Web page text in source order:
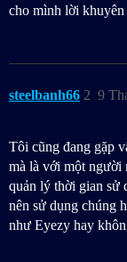
cho mình lời
steelbanh66 9
2
Tôi cũng đang gặp
mà là với một người
quản lý thời gian sử
nên sử dụng chúng
như Eyezy hay